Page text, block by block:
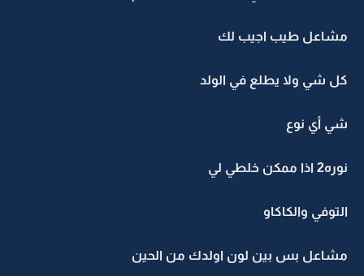
مشاعل طيب اجيب لك
كل شي ولا يطلع في الولد
شي أي نوع
نوره2 اذا ممكن خلطي لي
التوفي والكاكاو
مشاعل بس بين لون اولدك من الحين